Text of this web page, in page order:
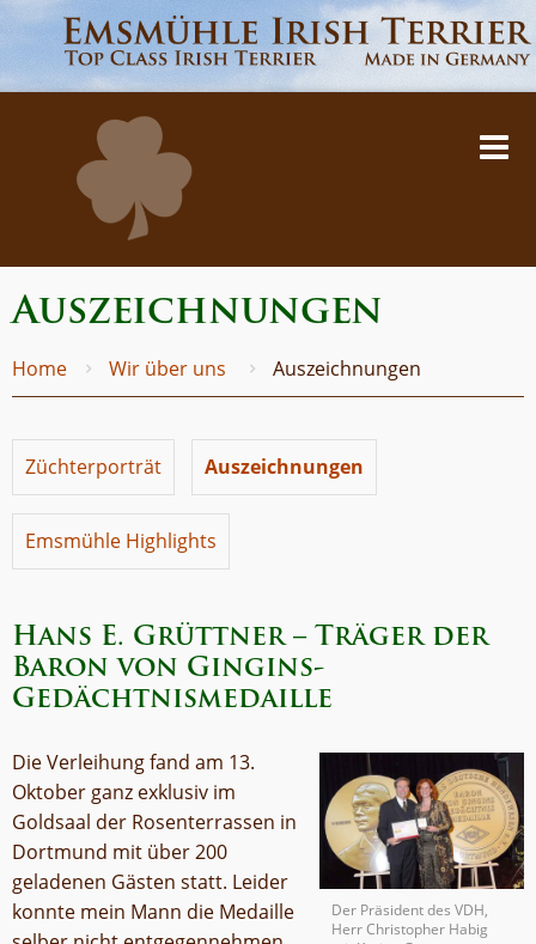
Auszeichnungen
Home Wir über uns Auszeichnungen
Züchterporträt Auszeichnungen
Emsmühle Highlights
Hans E. Grüttner – Träger der
Baron von Gingins-
Gedächtnismedaille
Der Präsident des VDH,
Herr Christopher Habig
Die Verleihung fand am 13.
Oktober ganz exklusiv im
Goldsaal der Rosenterrassen in
Dortmund mit über 200
geladenen Gästen statt. Leider
konnte mein Mann die Medaille